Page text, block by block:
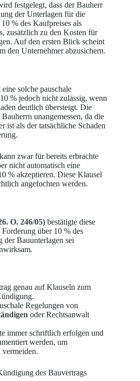
festgelegt, dass der Bauherr
der Unterlagen für die
% des Kaufpreises als
zusätzlich zu den Kosten für
Auf den ersten Blick scheint
den Unternehmer abzusichern.
eine solche pauschale
% jedoch nicht zulässig, wenn
deutlich übersteigt. Die
unangemessen, da die
ist als der tatsächliche Schaden
zwar für bereits erbrachte
nicht automatisch eine
% akzeptieren. Diese Klausel
angefochten werden.
O. 246/05) bestätigte diese
über 10 % des
der Bauunterlagen sei
genau auf Klauseln zum
Regelungen von
oder Rechtsanwalt
immer schriftlich erfolgen und
werden, um
vermeiden.
des Bauvertrags